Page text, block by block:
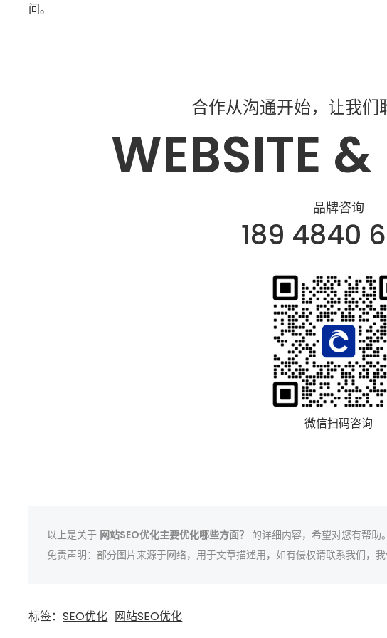
间。
合作从沟通开始，让我们
WEBSITE
品牌咨询
189 4840
微信扫码咨询
以上是关于 网站SEO优化主要优化哪些方面？ 的详细内容，希望对您有帮助。
免责声明：部分图片来源于网络，用于文章描述用，如有侵权请联系我们，
标签：SEO优化 网站SEO优化